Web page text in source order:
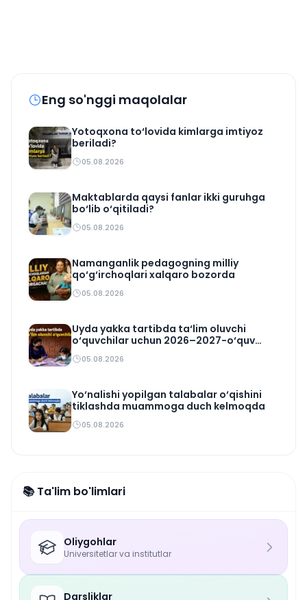
Eng so'nggi maqolalar
Yotoqxona to‘lovida kimlarga imtiyoz
beriladi?
05.08.2026
Maktablarda qaysi fanlar ikki guruhga
bo‘lib o‘qitiladi?
05.08.2026
Namanganlik pedagogning milliy
qo‘g‘irchoqlari xalqaro bozorda
05.08.2026
Uyda yakka tartibda ta‘lim oluvchi
o‘quvchilar uchun 2026–2027-o‘quv
rejasi tasdiqlandi
05.08.2026
Yo‘nalishi yopilgan talabalar o‘qishini
tiklashda muammoga duch kelmoqda
05.08.2026
📚 Ta'lim bo'limlari
Oliygohlar
Universitetlar va institutlar
Darsliklar